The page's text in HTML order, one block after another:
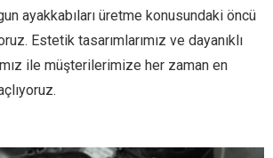
ayakkabıları üretme konusundaki öncü
Estetik tasarımlarımız ve dayanıklı
ile müşterilerimize her zaman en